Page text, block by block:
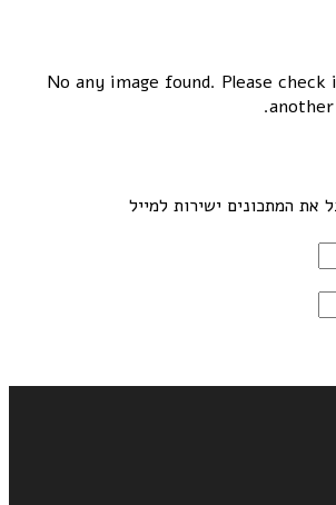
No any image found. Please
another
את המתכונים ישירות למייל